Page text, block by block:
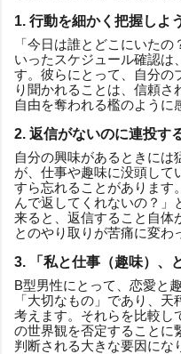
1. 行動を細かく把握しよ
「今日は誰とどこにいた
いったスケジュール確認は
す。彼らにとって、自分の
り聞かれることは、信頼さ
自由を奪われる檻のように
2. 返信がないのに連投す
自分の興味があるときには
が、仕事や趣味に没頭して
すら忘れることがあります
んで返してくれないの？」
来ると、返信すること自体
とのやり取りが苦痛に変わ
3. 「私と仕事（趣味）、
B型男性にとって、恋愛と
「大切なもの」であり、
考えます。それらを比較し
の世界観を否定することに
判断される大きな要因にな